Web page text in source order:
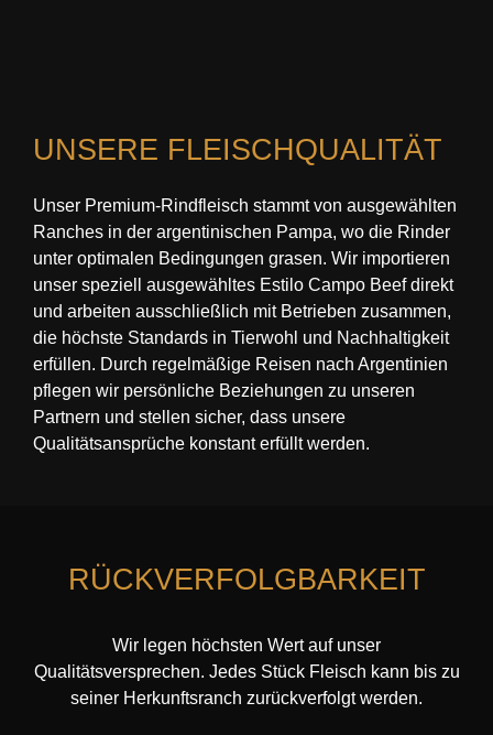
UNSERE FLEISCHQUALITÄT
Unser Premium-Rindfleisch stammt von ausgewählten
Ranches in der argentinischen Pampa, wo die Rinder
unter optimalen Bedingungen grasen. Wir importieren
unser speziell ausgewähltes Estilo Campo Beef direkt
und arbeiten ausschließlich mit Betrieben zusammen,
die höchste Standards in Tierwohl und Nachhaltigkeit
erfüllen. Durch regelmäßige Reisen nach Argentinien
pflegen wir persönliche Beziehungen zu unseren
Partnern und stellen sicher, dass unsere
Qualitätsansprüche konstant erfüllt werden.
RÜCKVERFOLGBARKEIT
Wir legen höchsten Wert auf unser
Qualitätsversprechen. Jedes Stück Fleisch kann bis zu
seiner Herkunftsranch zurückverfolgt werden.